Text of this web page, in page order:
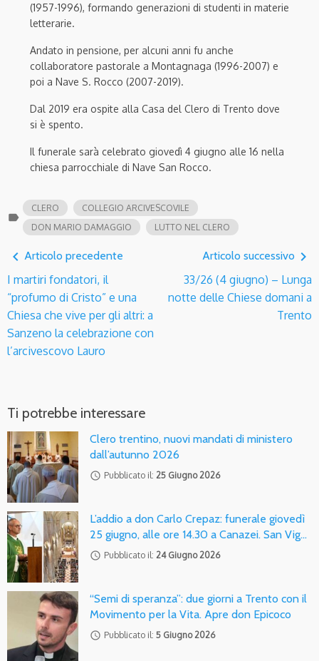
(1957-1996), formando generazioni di studenti in materie
letterarie.
Andato in pensione, per alcuni anni fu anche
collaboratore pastorale a Montagnaga (1996-2007) e
poi a Nave S. Rocco (2007-2019).
Dal 2019 era ospite alla Casa del Clero di Trento dove
si è spento.
Il funerale sarà celebrato giovedì 4 giugno alle 16 nella
chiesa parrocchiale di Nave San Rocco.
label
CLERO
COLLEGIO ARCIVESCOVILE
DON MARIO DAMAGGIO
LUTTO NEL CLERO
navigate_before Articolo precedente
I martiri fondatori, il
“profumo di Cristo” e una
Chiesa che vive per gli altri: a
Sanzeno la celebrazione con
l’arcivescovo Lauro
Articolo successivo navigate_next
33/26 (4 giugno) – Lunga
notte delle Chiese domani a
Trento
Ti potrebbe interessare
Clero trentino, nuovi mandati di ministero
dall’autunno 2026
access_time Pubblicato il: 25 Giugno 2026
L’addio a don Carlo Crepaz: funerale giovedì
25 giugno, alle ore 14.30 a Canazei. San Vig…
access_time Pubblicato il: 24 Giugno 2026
“Semi di speranza”: due giorni a Trento con il
Movimento per la Vita. Apre don Epicoco
access_time Pubblicato il: 5 Giugno 2026